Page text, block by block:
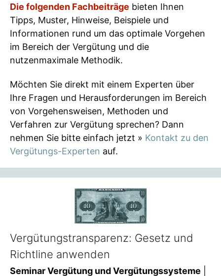
Die folgenden Fachbeiträge bieten Ihnen
Tipps, Muster, Hinweise, Beispiele und
Informationen rund um das optimale Vorgehen
im Bereich der Vergütung und die
nutzenmaximale Methodik.
Möchten Sie direkt mit einem Experten über
Ihre Fragen und Herausforderungen im Bereich
von Vorgehensweisen, Methoden und
Verfahren zur Vergütung sprechen? Dann
nehmen Sie bitte einfach jetzt » Kontakt zu den
Vergütungs-Experten auf.
Vergütungstransparenz: Gesetz und
Richtline anwenden
Seminar Vergütung und Vergütungssysteme